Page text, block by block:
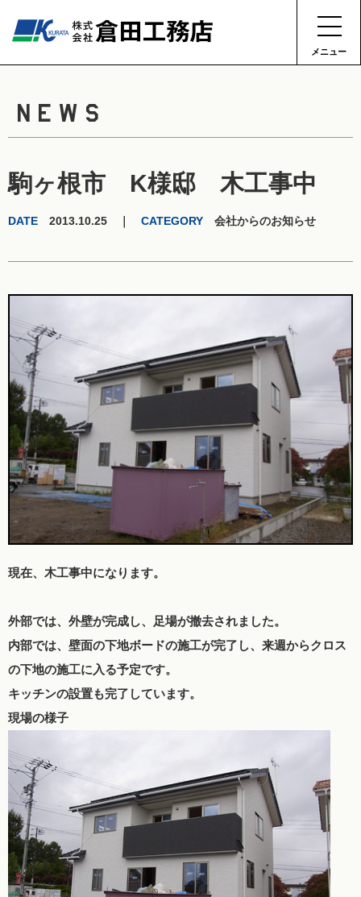
メニュー
NEWS
駒ヶ根市 K様邸 木工事中
DATE 2013.10.25 ｜ CATEGORY 会社からのお知らせ
現在、木工事中になります。
外部では、外壁が完成し、足場が撤去されました。
内部では、壁面の下地ボードの施工が完了し、来週からクロス
の下地の施工に入る予定です。
キッチンの設置も完了しています。
現場の様子